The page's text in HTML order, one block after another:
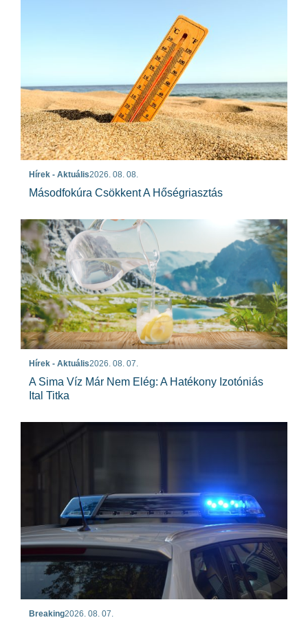
Hírek - Aktuális2026. 08. 08.
Másodfokúra Csökkent A Hőségriasztás
Hírek - Aktuális2026. 08. 07.
A Sima Víz Már Nem Elég: A Hatékony Izotóniás
Ital Titka
Breaking2026. 08. 07.